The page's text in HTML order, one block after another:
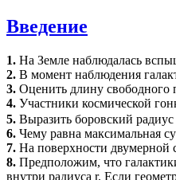
Введение
1. На Земле наблюдалась
2. В момент наблюдения
3. Оценить длину свободного
4. Участники космической
5. Выразить боровский
6. Чему равна максимальная
7. На поверхности двумерной
8. Предположим, что
внутри радиуса r. Если